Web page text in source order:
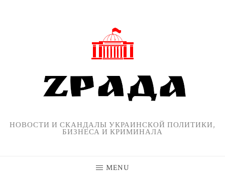
НОВОСТИ И СКАНДАЛЫ УКРАИНСКОЙ ПОЛИТИКИ,
БИЗНЕСА И КРИМИНАЛА
MENU